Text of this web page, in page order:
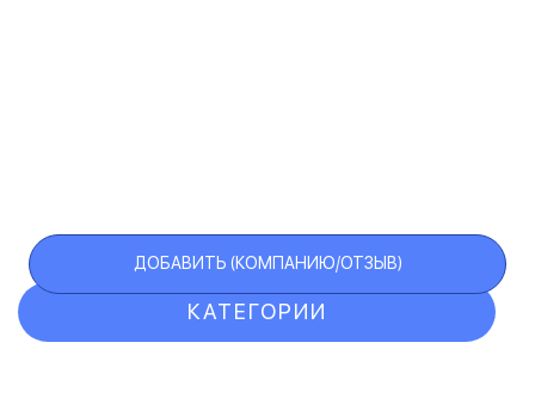
КАТЕГОРИИ
ДОБАВИТЬ (КОМПАНИЮ/ОТЗЫВ)